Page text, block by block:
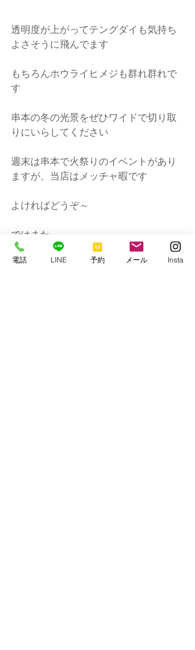
透明度が上がってテングダイも気持ち
よさそうに飛んでます
もちろんホウライヒメジも群れ群れで
す
串本の冬の光景をぜひワイドで切り取
りにいらしてください
週末は串本で火祭りのイベントがあり
ますが、当店はメッチャ暇です
よければどうぞ～
ではまた
串本マリンセンター
電話 LINE 予約 メール Insta